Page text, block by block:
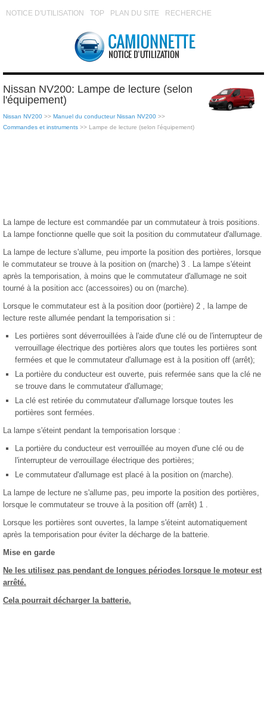
NOTICE D'UTILISATION TOP PLAN DU SITE RECHERCHE
Nissan NV200: Lampe de lecture (selon
l'équipement)
Nissan NV200 >> Manuel du conducteur Nissan NV200 >>
Commandes et instruments >> Lampe de lecture (selon l'équipement)
La lampe de lecture est commandée par un commutateur à trois positions.
La lampe fonctionne quelle que soit la position du commutateur d'allumage.
La lampe de lecture s'allume, peu importe la position des portières, lorsque
le commutateur se trouve à la position on (marche) 3 . La lampe s'éteint
après la temporisation, à moins que le commutateur d'allumage ne soit
tourné à la position acc (accessoires) ou on (marche).
Lorsque le commutateur est à la position door (portière) 2 , la lampe de
lecture reste allumée pendant la temporisation si :
Les portières sont déverrouillées à l'aide d'une clé ou de l'interrupteur de
verrouillage électrique des portières alors que toutes les portières sont
fermées et que le commutateur d'allumage est à la position off (arrêt);
La portière du conducteur est ouverte, puis refermée sans que la clé ne
se trouve dans le commutateur d'allumage;
La clé est retirée du commutateur d'allumage lorsque toutes les
portières sont fermées.
La lampe s'éteint pendant la temporisation lorsque :
La portière du conducteur est verrouillée au moyen d'une clé ou de
l'interrupteur de verrouillage électrique des portières;
Le commutateur d'allumage est placé à la position on (marche).
La lampe de lecture ne s'allume pas, peu importe la position des portières,
lorsque le commutateur se trouve à la position off (arrêt) 1 .
Lorsque les portières sont ouvertes, la lampe s'éteint automatiquement
après la temporisation pour éviter la décharge de la batterie.
Mise en garde
Ne les utilisez pas pendant de longues périodes lorsque le moteur est
arrêté.
Cela pourrait décharger la batterie.